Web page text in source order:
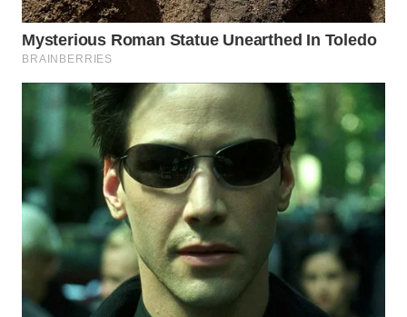
WAHANANEWS
NET
WAHANA
WAHANA
UMKM
WAHANA
SELEB
WAHANA